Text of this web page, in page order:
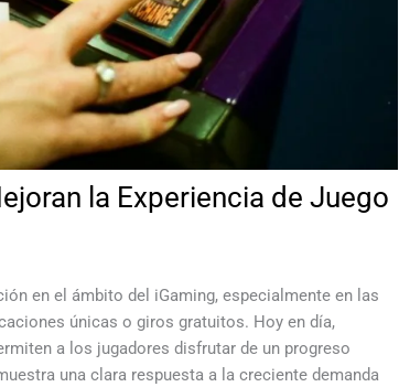
la Experiencia de Juego
en el ámbito del iGaming, especialmente en las
únicas o giros gratuitos. Hoy en día,
a los jugadores disfrutar de un progreso
una clara respuesta a la creciente demanda